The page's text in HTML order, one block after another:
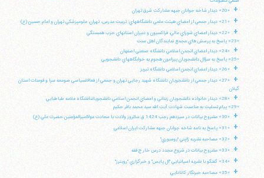
+ «20» ديدار شاخه جوانان جبهه مشاركت شرق تهران
+ «21» ديدار جمعي از اعضاي هيئت علمي دانشگاههاي: تربيت مدرس، تهران، علومپزشكي تهران و امام حسين (ع)
+
«22» ديدار اعضاي شوراي عالي، فراكسيون و دبيران استانهاي حزب همبستگي
«23» پاسخ به پرسش هاي مجمع نمايندگان اهل سنت
+
«24» ديدار اعضاي انجمن اسلامي دانشگاه صنعتي اصفهان
«25» پاسخ به سؤال دانشجويان پيرامون هجوم به خوابگاههاي دانشجويي
+ «26» ديدار اعضاي انجمن اسلامي دانشگاه تبريز
+
«27» ديدار جمعي از دانشجويان دانشگاه شهيد رجايي تهران و جمعي از فعالانسياسي صومعه سرا و فومنات استان
گيلان
+
«28» ديدار خانواده دانشجويان زنداني و اعضاي انجمن اسلامي دانشجوياندانشگاه علامه طباطبايي
«29» پيام تسليت به مناسبت شهادت آيت الله سيد محمد باقر حكيم
+ «30» مشروح بيانات در سيزدهم رجب 1424 ق سالروز ولادت با سعادت مولااميرالمؤمنين حضرت علي (ع)
+ «31» پاسخ به نامه شاخه جوانان جبهه مشاركت ايران اسلامي
+ «32» مصاحبه نشريه ژاپني "يوميوري"
+ «33» مشروح بيانات در شروع مجدد درس خارج فقه
+ «34» گفتگو با نشريه اسپانيايي "ال پايس" و خبرگزاري "رويترز"
+ «35» مصاحبه خبرنگار كانادايي